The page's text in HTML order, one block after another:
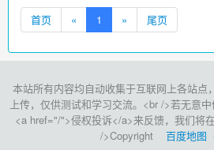
首页 « 1 » 尾页
本站所有内容均自动收集于互联网上各站点
上传，仅供测试和学习交流。<br />若无意
<a href="/">侵权投诉</a>来反馈，我们将
/>Copyright 百度地图